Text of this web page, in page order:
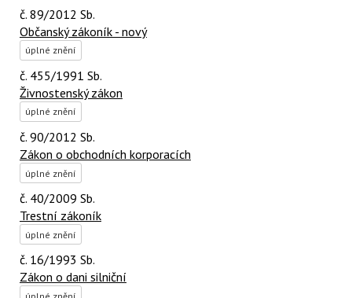
č. 89/2012 Sb.
Občanský zákoník - nový
úplné znění
č. 455/1991 Sb.
Živnostenský zákon
úplné znění
č. 90/2012 Sb.
Zákon o obchodních korporacích
úplné znění
č. 40/2009 Sb.
Trestní zákoník
úplné znění
č. 16/1993 Sb.
Zákon o dani silniční